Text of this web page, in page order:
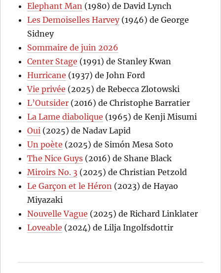
Elephant Man (1980) de David Lynch
Les Demoiselles Harvey(1946) de George
Sidney
Sommaire de juin 2026
Center Stage (1991) de Stanley Kwan
Hurricane (1937) de John Ford
Vie privée (2025) de Rebecca Zlotowski
L’Outsider (2016) de Christophe Barratier
La Lame diabolique (1965) de Kenji Misumi
Oui (2025) de Nadav Lapid
Un poète (2025) de Simón Mesa Soto
The Nice Guys (2016) de Shane Black
Miroirs No. 3 (2025) de Christian Petzold
Le Garçon et le Héron (2023) de Hayao
Miyazaki
Nouvelle Vague (2025) de Richard Linklater
Loveable (2024) de Lilja Ingolfsdottir